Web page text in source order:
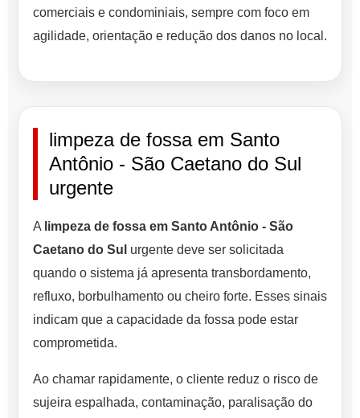
comerciais e condominiais, sempre com foco em
agilidade, orientação e redução dos danos no local.
limpeza de fossa em Santo
Antônio - São Caetano do Sul
urgente
A limpeza de fossa em Santo Antônio - São
Caetano do Sul urgente deve ser solicitada
quando o sistema já apresenta transbordamento,
refluxo, borbulhamento ou cheiro forte. Esses sinais
indicam que a capacidade da fossa pode estar
comprometida.
Ao chamar rapidamente, o cliente reduz o risco de
sujeira espalhada, contaminação, paralisação do